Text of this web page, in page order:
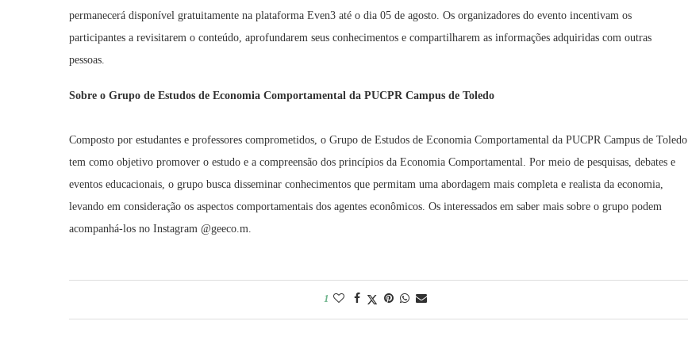
permanecerá disponível gratuitamente na plataforma Even3 até o dia 05 de agosto. Os organizadores do evento incentivam os
participantes a revisitarem o conteúdo, aprofundarem seus conhecimentos e compartilharem as informações adquiridas com outras
pessoas.
Sobre o Grupo de Estudos de Economia Comportamental da PUCPR Campus de Toledo
Composto por estudantes e professores comprometidos, o Grupo de Estudos de Economia Comportamental da PUCPR Campus de Toledo
tem como objetivo promover o estudo e a compreensão dos princípios da Economia Comportamental. Por meio de pesquisas, debates e
eventos educacionais, o grupo busca disseminar conhecimentos que permitam uma abordagem mais completa e realista da economia,
levando em consideração os aspectos comportamentais dos agentes econômicos. Os interessados em saber mais sobre o grupo podem
acompanhá-los no Instagram @geeco.m.
1